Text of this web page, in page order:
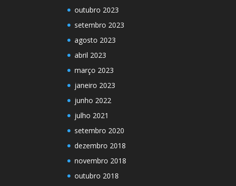
outubro 2023
setembro 2023
agosto 2023
abril 2023
março 2023
janeiro 2023
junho 2022
julho 2021
setembro 2020
dezembro 2018
novembro 2018
outubro 2018